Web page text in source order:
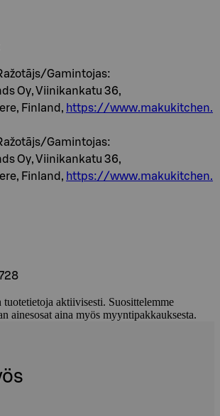
Gamintojas:
Oy, Viinikankatu 36,
Finland, https://www.makukitchen.
Gamintojas:
Oy, Viinikankatu 36,
Finland, https://www.makukitchen.
aktiivisesti. Suosittelemme
ainesosat aina myös myyntipakkauksesta.